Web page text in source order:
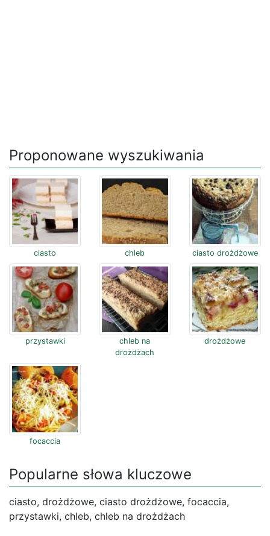
Proponowane wyszukiwania
ciasto chleb ciasto drożdżowe
przystawki
chleb na
drożdżach
drożdżowe
focaccia
Popularne słowa kluczowe
ciasto, drożdżowe, ciasto drożdżowe, focaccia,
przystawki, chleb, chleb na drożdżach